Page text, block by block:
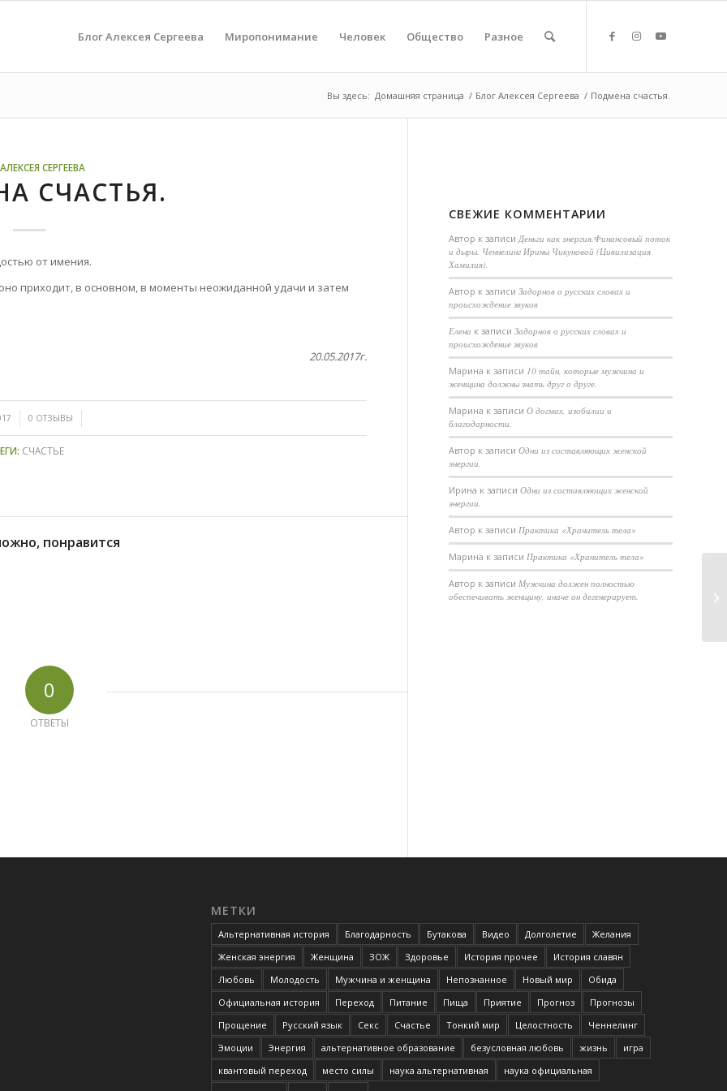
Блог Алексея Сергеева Миропонимание Человек Общество Разное
Вы здесь: Домашняя страница / Блог Алексея Сергеева / Подмена счастья.
СЕРГЕЕВА
СЧАСТЬЯ.
от имения.
приходит, в основном, в моменты неожиданной удачи и затем
20.05.2017г.
0 ОТЗЫВЫ
/
СЧАСТЬЕ
понравится
0
ОТВЕТЫ
СВЕЖИЕ КОММЕНТАРИИ
Автор к записиДеньги как энергия.Финансовый поток
и дыры. Ченнелинг Ирины Чикуновой (Цивилизация
Хамилия).
Aвтор к записиЗадорнов о русских словах и
происхождение звуков
Елена к записиЗадорнов о русских словах и
происхождение звуков
Марина к записи 10 тайн, которые мужчина и
женщина должны знать друг о друге.
Марина к записиО догмах, изобилии и
благодарности.
Автор к записиОдни из составляющих женской
энергии.
Ирина к записиОдни из составляющих женской
энергии.
Автор к записиПрактика «Хранитель тела»
Марина к записиПрактика «Хранитель тела»
Автор к записиМужчина должен полностью
обеспечивать женщину, иначе он дегенерирует.
МЕТКИ
Альтернативная история Благодарность Бутакова Видео Долголетие
Желания
Женская энергия
Женщина ЗОЖ Здоровье История прочее
История славян
Любовь
Молодость Мужчина и женщина Непознанное Новый мир
Обида
Официальная история
Переход Питание Пища Приятие Прогноз
Прогнозы
Прощение
Русский язык Секс Счастье Тонкий мир Целостность
Ченнелинг
Эмоции
Энергия альтернативное образование безусловная любовь жизнь
игра
квантовый переход
место силы наука альтернативная
наука официальная